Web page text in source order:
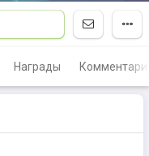
Награды